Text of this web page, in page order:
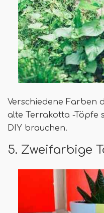
Verschiedene Farben
alte Terrakotta -Töpfe
DIY brauchen.
5. Zweifarbige